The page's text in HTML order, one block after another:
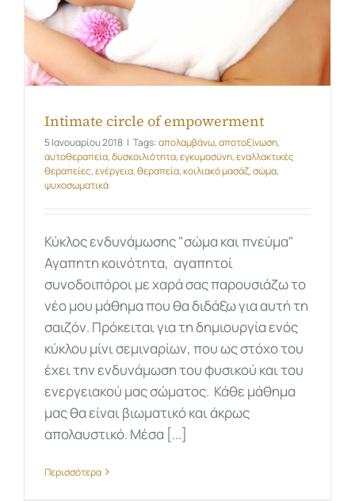
Intimate circle of empowerment
5 Ιανουαρίου 2018 | Tags:απολαμβάνω,αποτοξίνωση,
αυτοθεραπεία,δυσκοιλιότητα,εγκυμοσύνη,εναλλακτικές
θεραπείες,ενέργεια,θεραπεία,κοιλιακό μασάζ,σώμα,
ψυχοσωματικά
Κύκλος ενδυνάμωσης "σώμα και πνεύμα"
Αγαπητη κοινότητα, αγαπητοί
συνοδοιπόροι με χαρά σας παρουσιάζω το
νέο μου μάθημα που θα διδάξω για αυτή τη
σαιζόν. Πρόκειται για τη δημιουργία ενός
κύκλου μίνι σεμιναρίων, που ως στόχο του
έχει την ενδυνάμωση του φυσικού και του
ενεργειακού μας σώματος. Κάθε μάθημα
μας θα είναι βιωματικό και άκρως
απολαυστικό. Μέσα [...]
Περισσότερα